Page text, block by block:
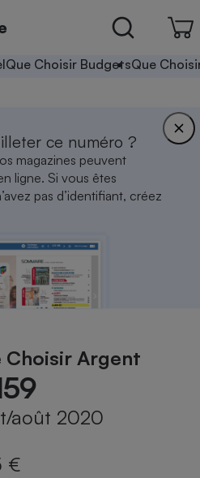
Que Choisir BudgetsQue
ce numéro ?
magazines peuvent
ligne. Si vous êtes
pas d’identifiant, créez
Choisir Argent
août 2020
€